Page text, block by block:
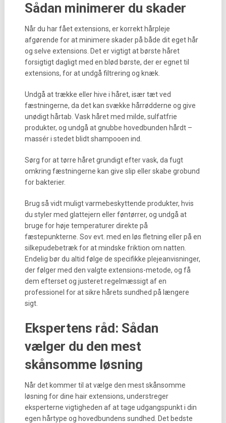
Sådan minimerer du skader
Når du har fået extensions, er korrekt hårpleje
afgørende for at minimere skader på både dit eget hår
og selve extensions. Det er vigtigt at børste håret
forsigtigt dagligt med en blød børste, der er egnet til
extensions, for at undgå filtrering og knæk.
Undgå at trække eller hive i håret, især tæt ved
fæstningerne, da det kan svække hårrødderne og give
unødigt hårtab. Vask håret med milde, sulfatfrie
produkter, og undgå at gnubbe hovedbunden hårdt –
massér i stedet blidt shampooen ind.
Sørg for at tørre håret grundigt efter vask, da fugt
omkring fæstningerne kan give slip eller skabe grobund
for bakterier.
Brug så vidt muligt varmebeskyttende produkter, hvis
du styler med glattejern eller føntørrer, og undgå at
bruge for høje temperaturer direkte på
fæstepunkterne. Sov evt. med en løs fletning eller på en
silkepudebetræk for at mindske friktion om natten.
Endelig bør du altid følge de specifikke plejeanvisninger,
der følger med den valgte extensions-metode, og få
dem efterset og justeret regelmæssigt af en
professionel for at sikre hårets sundhed på længere
sigt.
Ekspertens råd: Sådan
vælger du den mest
skånsomme løsning
Når det kommer til at vælge den mest skånsomme
løsning for dine hair extensions, understreger
eksperterne vigtigheden af at tage udgangspunkt i din
egen hårtype og hovedbundens sundhed. Det bedste